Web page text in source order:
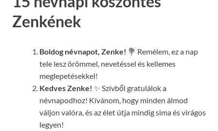
Zenkének
Boldog névnapot, Zenke! 💐 Remélem, ez a nap
tele lesz örömmel, nevetéssel és kellemes
meglepetésekkel!
Kedves Zenke! ✨ Szívből gratulálok a
névnapodhoz! Kívánom, hogy minden álmod
váljon valóra, és az élet útja mindig sima és virágos
legyen!